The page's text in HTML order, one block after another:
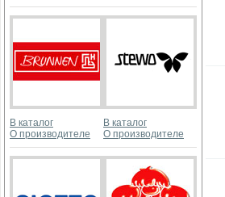
В каталог
О производителе
В каталог
О производителе